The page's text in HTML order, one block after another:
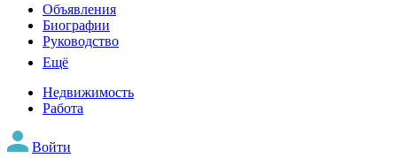
Объявления
Биографии
Руководство
Ещё
Недвижимость
Работа
Войти